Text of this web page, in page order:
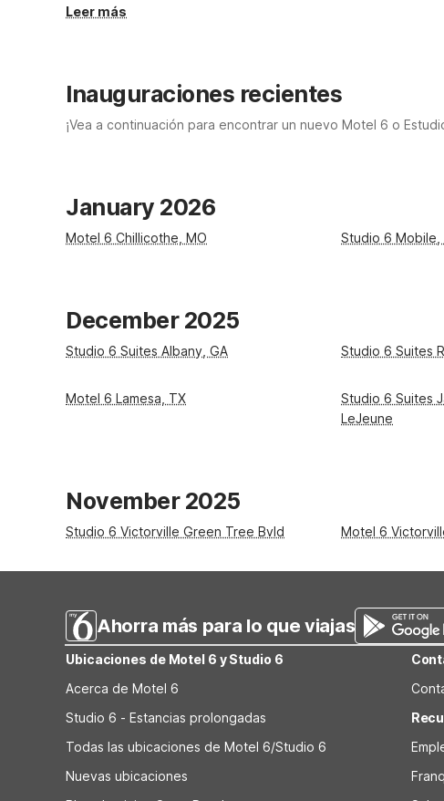
Estudio 6 para tener una ubicación cerca de usted y ahora
Leer más
Inauguraciones recientes
¡Vea a continuación para encontrar un nuevo Motel 6 o
January 2026
Motel 6 Chillicothe, MO Studio 6 Mobile,
December 2025
Studio 6 Suites Albany, GA Studio 6 Suites
Motel 6 Lamesa, TX
Studio 6 Suites
LeJeune
November 2025
Studio 6 Victorville Green Tree Bvld Motel 6
Ahorra más para lo que viajas
Ubicaciones de Motel 6 y Studio 6
Acerca de Motel 6
Studio 6 - Estancias prolongadas
Todas las ubicaciones de Motel 6/Studio 6
Nuevas ubicaciones